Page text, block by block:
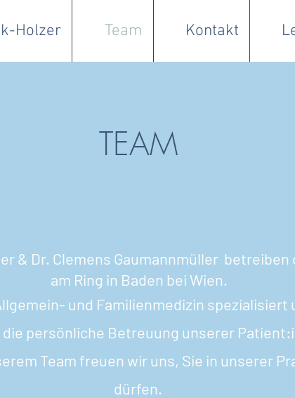
Holzer Team Kontakt
TEAM
& Dr. Clemens Gaumannmüller
am Ring in Baden bei Wien.
und Familienmedizin spezialisiert
persönliche Betreuung unserer
Team freuen wir uns, Sie in unserer
dürfen.